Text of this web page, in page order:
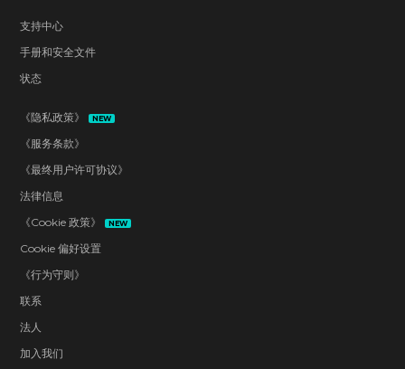
支持中心
手册和安全文件
状态
《隐私政策》 NEW
《服务条款》
《最终用户许可协议》
法律信息
《Cookie 政策》
NEW
Cookie 偏好设置
《行为守则》
联系
法人
加入我们